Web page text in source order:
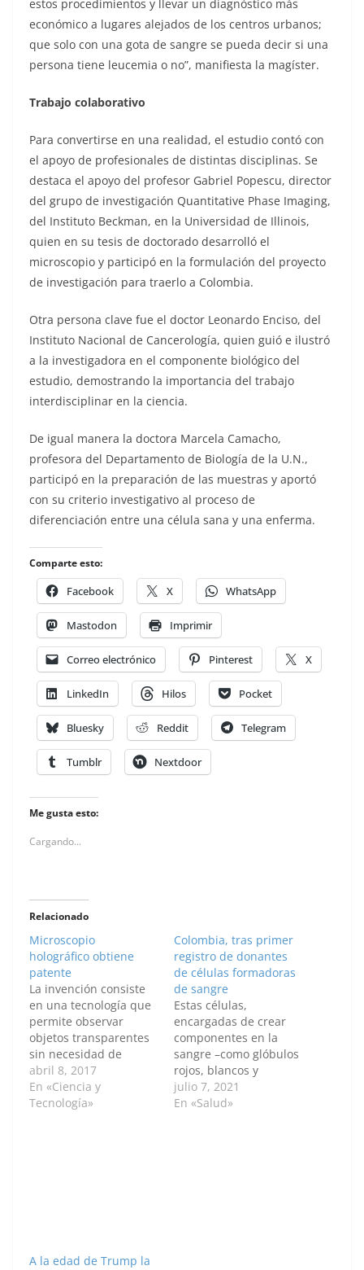
estos procedimientos y llevar un diagnóstico más
económico a lugares alejados de los centros urbanos;
que solo con una gota de sangre se pueda decir si una
persona tiene leucemia o no”, manifiesta la magíster.
Trabajo colaborativo
Para convertirse en una realidad, el estudio contó con
el apoyo de profesionales de distintas disciplinas. Se
destaca el apoyo del profesor Gabriel Popescu, director
del grupo de investigación Quantitative Phase Imaging,
del Instituto Beckman, en la Universidad de Illinois,
quien en su tesis de doctorado desarrolló el
microscopio y participó en la formulación del proyecto
de investigación para traerlo a Colombia.
Otra persona clave fue el doctor Leonardo Enciso, del
Instituto Nacional de Cancerología, quien guió e ilustró
a la investigadora en el componente biológico del
estudio, demostrando la importancia del trabajo
interdisciplinar en la ciencia.
De igual manera la doctora Marcela Camacho,
profesora del Departamento de Biología de la U.N.,
participó en la preparación de las muestras y aportó
con su criterio investigativo al proceso de
diferenciación entre una célula sana y una enferma.
Comparte esto:
Facebook X WhatsApp
Mastodon Imprimir
Correo electrónico Pinterest X
LinkedIn Hilos Pocket
Bluesky Reddit Telegram
Tumblr Nextdoor
Me gusta esto:
Cargando...
Relacionado
Microscopio
holográfico obtiene
patente
La invención consiste
en una tecnología que
permite observar
objetos transparentes
sin necesidad de
pintarlos, como ocurre
en el proceso
convencional en el que
abril 8, 2017
En «Ciencia y
Tecnología»
Colombia, tras primer
registro de donantes
de células formadoras
de sangre
Estas células,
encargadas de crear
componentes en la
sangre –como glóbulos
rojos, blancos y
plaquetas– se podrían
trasplantar a pacientes
julio 7, 2021
En «Salud»
A la edad de Trump la